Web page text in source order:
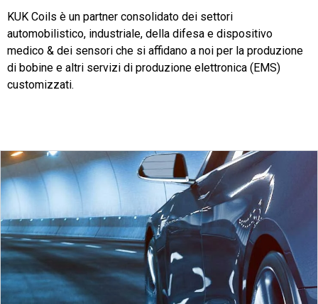
KUK Coils è un partner consolidato dei settori
automobilistico, industriale, della difesa e dispositivo
medico & dei sensori che si affidano a noi per la produzione
di bobine e altri servizi di produzione elettronica (EMS)
customizzati.